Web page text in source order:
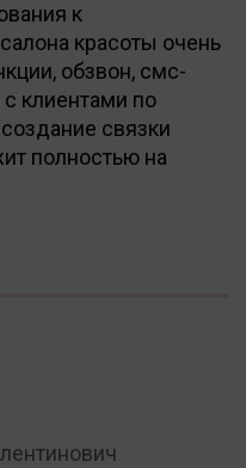
к
красоты очень
обзвон, смс-
клиентами по
связки
полностью на